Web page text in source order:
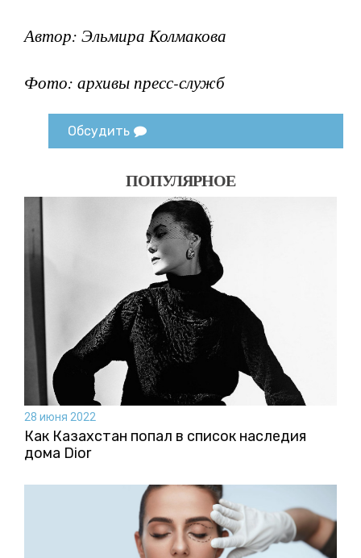
Автор: Эльмира Колмакова
Фото: архивы пресс-служб
Обсудить
ПОПУЛЯРНОЕ
28 июня 2022
Как Казахстан попал в список наследия
дома Dior